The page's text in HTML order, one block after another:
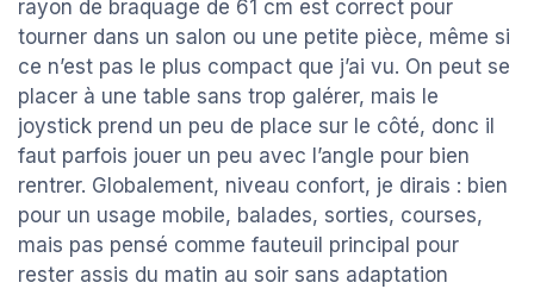
rayon de braquage de 61 cm est correct pour
tourner dans un salon ou une petite pièce, même si
ce n’est pas le plus compact que j’ai vu. On peut se
placer à une table sans trop galérer, mais le
joystick prend un peu de place sur le côté, donc il
faut parfois jouer un peu avec l’angle pour bien
rentrer. Globalement, niveau confort, je dirais : bien
pour un usage mobile, balades, sorties, courses,
mais pas pensé comme fauteuil principal pour
rester assis du matin au soir sans adaptation